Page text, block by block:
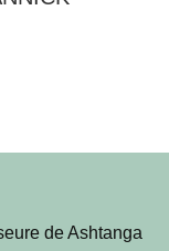
de Ash­tan­ga